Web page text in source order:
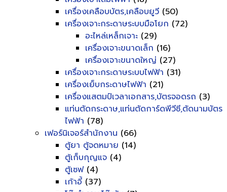
เครื่องเคลือบบัตร,เคลือบยูวี (50)
เครื่องเจาะกระดาษระบบมือโยก (72)
อะไหล่เหล็กเจาะ (29)
เครื่องเจาะขนาดเล็ก (16)
เครื่องเจาะขนาดใหญ่ (27)
เครื่องเจาะกระดาษระบบไฟฟ้า (31)
เครื่องเย็บกระดาษไฟฟ้า (21)
เครื่องแสตมป์เวลาเอกสาร,บัตรจอดรถ (3)
แท่นตัดกระดาษ,แท่นตัดการ์ดพีวีซี,ตัดนามบัตร
ไฟฟ้า (78)
เฟอร์นิเจอร์สำนักงาน (66)
ตู้ยา ตู้จดหมาย (14)
ตู้เก็บกุญแจ (4)
ตู้เซฟ(4)
เก้าอี้ (37)